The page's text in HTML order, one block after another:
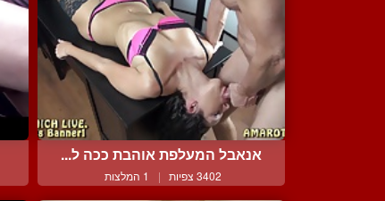
אנאבל המעלפת אוהבת ככה ל...
3402 צפיות | 1 המלצות